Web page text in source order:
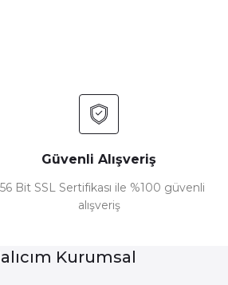
Güvenli Alışveriş
Bit SSL Sertifikası ile %100 güvenli
alışveriş
Kurumsal